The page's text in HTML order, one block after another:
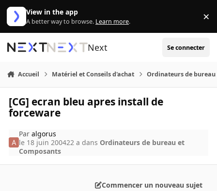
Aller au contenu
View in the app
A better way to browse. Learn more. ×
Next Se connecter
Accueil Matériel et Conseils d'achat Ordinateurs de bureau
[CG] ecran bleu apres install de
forceware
Paralgorus
le 18 juin 200422 a dans Ordinateurs de bureau et
Composants
Commencer un nouveau sujet